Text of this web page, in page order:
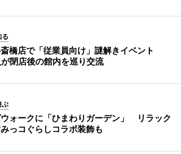
る
橋店で「従業員向け」謎解きイベント
閉店後の館内を巡り交流
ぶ
ォークに「ひまわりガーデン」 リラック
っコぐらしコラボ装飾も